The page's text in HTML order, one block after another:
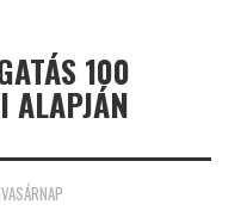
100
ALAPJÁN